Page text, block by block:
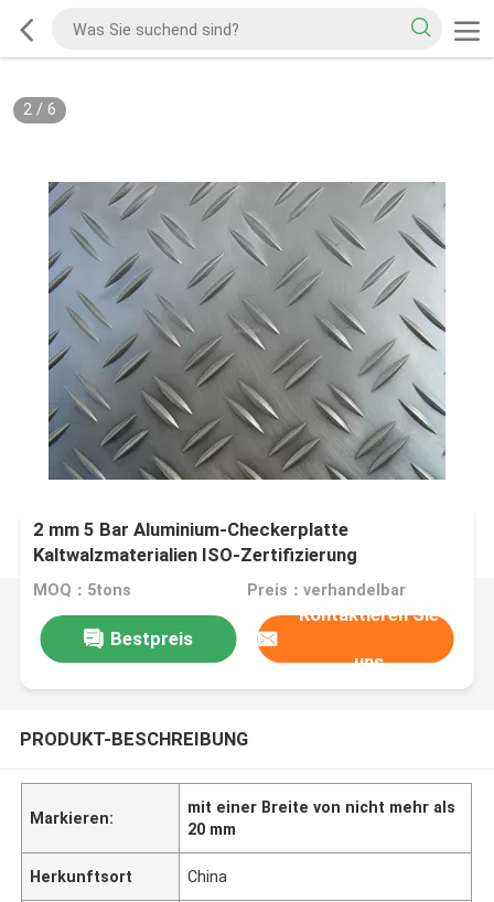
2/ 6
2 mm 5 Bar Aluminium-Checkerplatte
Kaltwalzmaterialien ISO-Zertifizierung
MOQ：5tons Preis：verhandelbar
Bestpreis
Kontaktieren Sie
uns
PRODUKT-BESCHREIBUNG
Markieren:
mit einer Breite von nicht mehr als
20 mm
Herkunftsort China